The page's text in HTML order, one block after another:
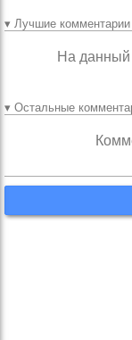
▾ Лучшие комментарии
На
▾ Остальные